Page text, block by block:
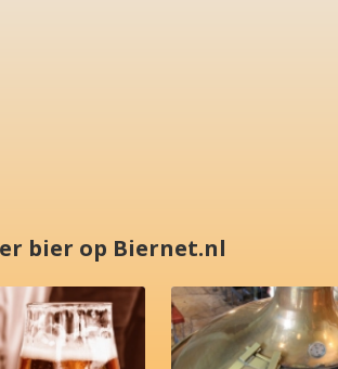
bier op Biernet.nl